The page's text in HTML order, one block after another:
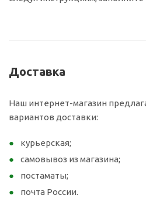
Доставка
Наш интернет-магазин
вариантов доставки:
курьерская;
самовывоз из магазина;
постаматы;
почта России.